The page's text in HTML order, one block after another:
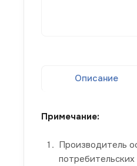
Описание
Примечание:
Производитель
потребительских